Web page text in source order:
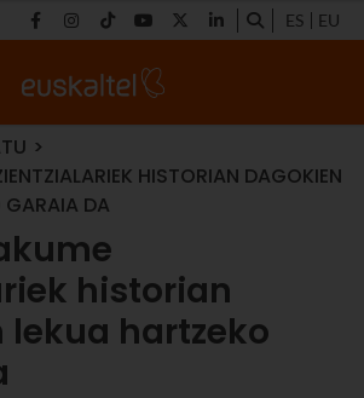
ES EU
HISTORIAN DAGOKIEN
GARAIA DA
historian
hartzeko